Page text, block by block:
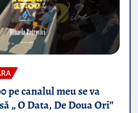
pe canalul meu se va
„ O Data, De Doua Ori”